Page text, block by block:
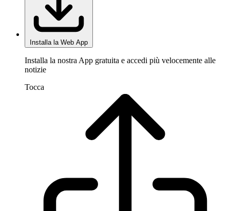
Installa la Web App
Installa la nostra App gratuita e accedi più velocemente alle
notizie
Tocca